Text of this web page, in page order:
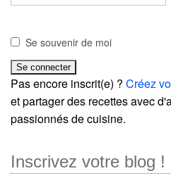
Se souvenir de moi
Pas encore inscrit(e) ? Créez
et partager des recettes avec
passionnés de cuisine.
Inscrivez votre blog !